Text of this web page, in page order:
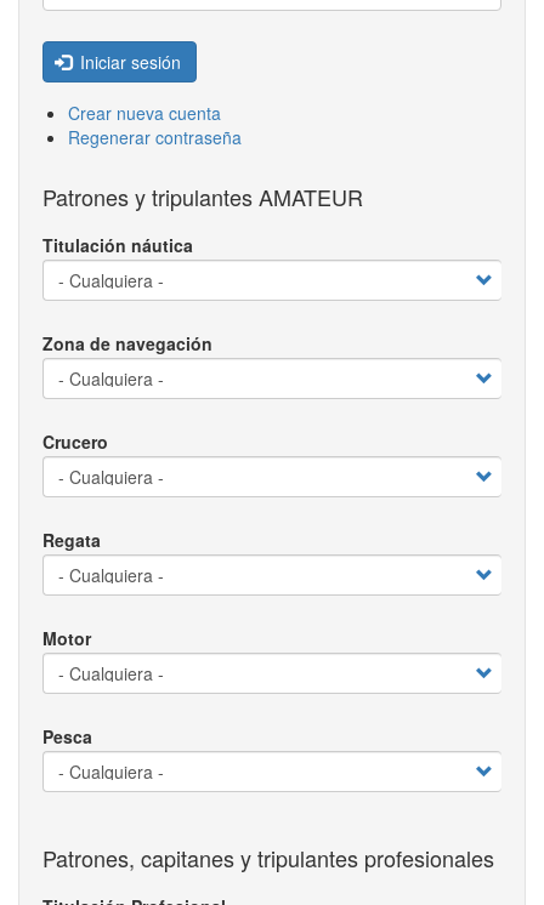
Iniciar sesión
Crear nueva cuenta
Regenerar contraseña
Patrones y tripulantes AMATEUR
Titulación náutica
Zona de navegación
Crucero
Regata
Motor
Pesca
Patrones, capitanes y tripulantes profesionales